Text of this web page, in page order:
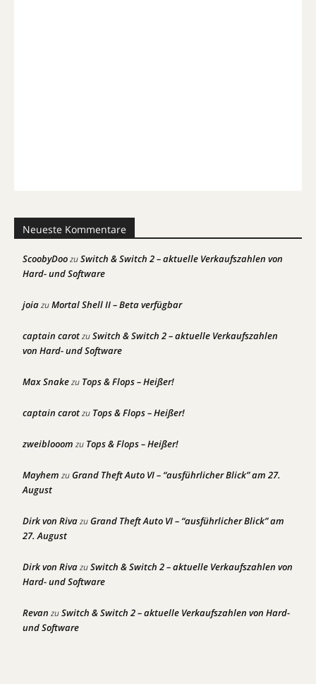
Neueste Kommentare
ScoobyDoozuSwitch & Switch 2 – aktuelle Verkaufszahlen von
Hard- und Software
joiazuMortal Shell II – Beta verfügbar
captain carotzuSwitch & Switch 2 – aktuelle Verkaufszahlen
von Hard- und Software
Max Snakezu Tops & Flops – Heißer!
captain carotzu Tops & Flops – Heißer!
zweiblooom zu Tops & Flops – Heißer!
Mayhem zuGrand Theft Auto VI – “ausführlicher Blick” am 27.
August
Dirk von RivazuGrand Theft Auto VI – “ausführlicher Blick” am
27. August
Dirk von RivazuSwitch & Switch 2 – aktuelle Verkaufszahlen von
Hard- und Software
Revan zuSwitch & Switch 2 – aktuelle Verkaufszahlen von Hard-
und Software